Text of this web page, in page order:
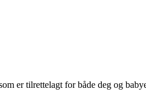
er tilrettelagt for både deg og